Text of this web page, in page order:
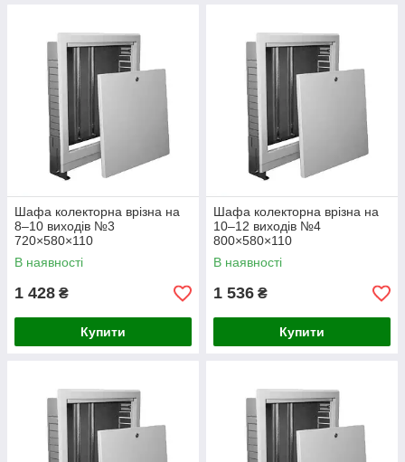
Шафа №3 (720×580×110 мм) — для
систем на 8–10 виходів.
Шафа №4 (800×580×110 мм) — для
систем на 10–12 виходів.
Шафа №5 (970×580×110 мм) — для
систем на 12–14 виходів.
Шафа №6 (1145×580×110 мм) — для
великих систем на 14–16 виходів.
Переваги
прихований монтаж дозволяє повністю
сховати комунікації в стіні.
Шафа колекторна врізна на
8–10 виходів №3
720×580×110
В наявності
1 428 ₴
Купити
Шафа колекторна врізна на
10–12 виходів №4
800×580×110
В наявності
1 536 ₴
Купити